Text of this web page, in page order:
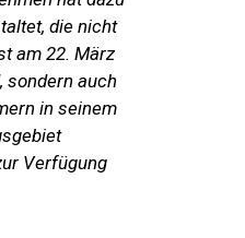
die nicht
am 22. März
sondern auch
in seinem
Verfügung